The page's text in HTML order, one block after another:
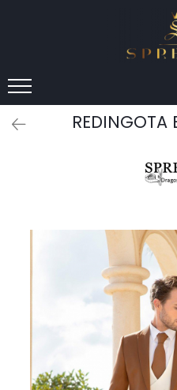
Costume de mire 2026
Redingotă bărbați
Frac bărbați
Costume la comandă
Paltoane bărbați
Accesorii bărbați
Lavalieră costum
Butoni cămașă mire
Papioane bărbați
Ace Pin pentru Guler Cămașă
REDINGOTA